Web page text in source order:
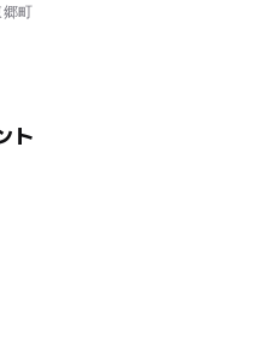
町
ト